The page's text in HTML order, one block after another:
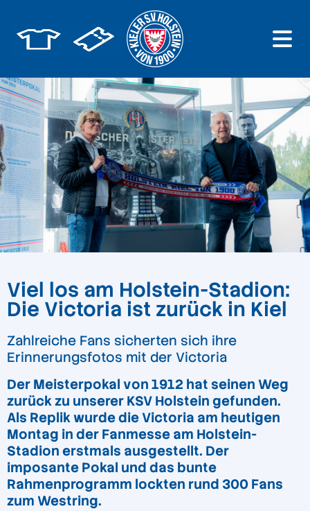
Viel los am Holstein-Stadion:
Die Victoria ist zurück in Kiel
Zahlreiche Fans sicherten sich ihre
Erinnerungsfotos mit der Victoria
Der Meisterpokal von 1912 hat seinen Weg
zurück zu unserer KSV Holstein gefunden.
Als Replik wurde die Victoria am heutigen
Montag in der Fanmesse am Holstein-
Stadion erstmals ausgestellt. Der
imposante Pokal und das bunte
Rahmenprogramm lockten rund 300 Fans
zum Westring.